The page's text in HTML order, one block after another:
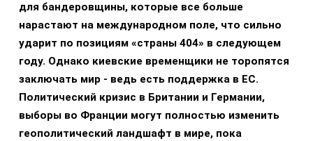
для бандеровщины, которые все больше
нарастают на международном поле, что сильно
ударит по позициям «страны 404» в следующем
году. Однако киевские временщики не торопятся
заключать мир - ведь есть поддержка в ЕС.
Политический кризис в Британии и Германии,
выборы во Франции могут полностью изменить
геополитический ландшафт в мире, пока